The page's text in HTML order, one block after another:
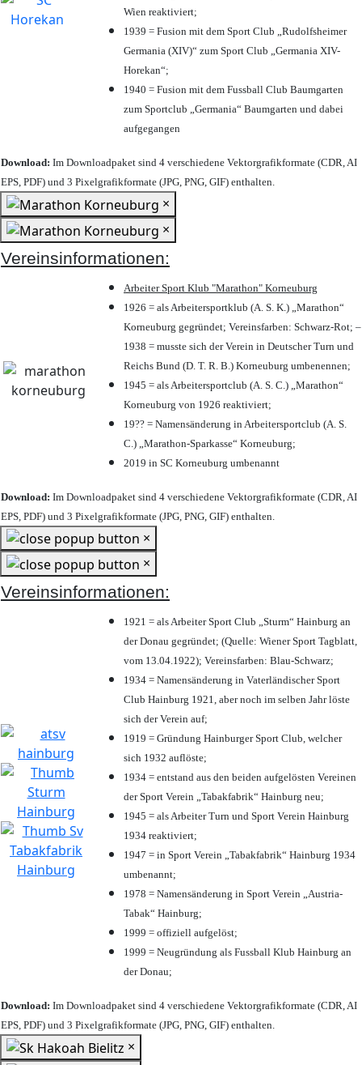
Wien reaktiviert;
1939 = Fusion mit dem Sport Club „Rudolfsheimer
Germania (XIV)“ zum Sport Club „Germania XIV-
Horekan“;
1940 = Fusion mit dem Fussball Club Baumgarten
zum Sportclub „Germania“ Baumgarten und dabei
aufgegangen
Download: Im Downloadpaket sind 4 verschiedene Vektorgrafikformate (CDR, AI
EPS, PDF) und 3 Pixelgrafikformate (JPG, PNG, GIF) enthalten.
×
×
Vereinsinformationen:
Arbeiter Sport Klub "Marathon" Korneuburg
1926 = als Arbeitersportklub (A. S. K.) „Marathon“
Korneuburg gegründet; Vereinsfarben: Schwarz-Rot; –
1938 = musste sich der Verein in Deutscher Turn und
Reichs Bund (D. T. R. B.) Korneuburg umbenennen;
1945 = als Arbeitersportclub (A. S. C.) „Marathon“
Korneuburg von 1926 reaktiviert;
19?? = Namensänderung in Arbeitersportclub (A. S.
C.) „Marathon-Sparkasse“ Korneuburg;
2019 in SC Korneuburg umbenannt
Download: Im Downloadpaket sind 4 verschiedene Vektorgrafikformate (CDR, AI
EPS, PDF) und 3 Pixelgrafikformate (JPG, PNG, GIF) enthalten.
×
×
Vereinsinformationen:
1921 = als Arbeiter Sport Club „Sturm“ Hainburg an
der Donau gegründet; (Quelle: Wiener Sport Tagblatt,
vom 13.04.1922); Vereinsfarben: Blau-Schwarz;
1934 = Namensänderung in Vaterländischer Sport
Club Hainburg 1921, aber noch im selben Jahr löste
sich der Verein auf;
1919 = Gründung Hainburger Sport Club, welcher
sich 1932 auflöste;
1934 = entstand aus den beiden aufgelösten Vereinen
der Sport Verein „Tabakfabrik“ Hainburg neu;
1945 = als Arbeiter Turn und Sport Verein Hainburg
1934 reaktiviert;
1947 = in Sport Verein „Tabakfabrik“ Hainburg 1934
umbenannt;
1978 = Namensänderung in Sport Verein „Austria-
Tabak“ Hainburg;
1999 = offiziell aufgelöst;
1999 = Neugründung als Fussball Klub Hainburg an
der Donau;
Download: Im Downloadpaket sind 4 verschiedene Vektorgrafikformate (CDR, AI
EPS, PDF) und 3 Pixelgrafikformate (JPG, PNG, GIF) enthalten.
×